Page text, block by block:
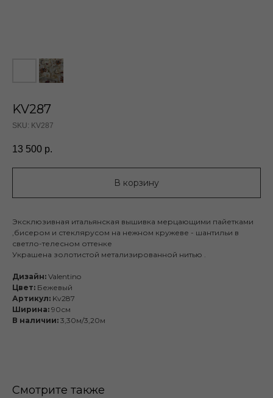
KV287
SKU: KV287
13 500 р.
В корзину
Эксклюзивная итальянская вышивка мерцающими пайетками
,бисером и стеклярусом на нежном кружеве - шантильи в
светло-телесном оттенке
Украшена золотистой метализированной нитью .
Дизайн: Valentino
Цвет: Бежевый
Артикул: Kv287
Ширина: 90см
В наличии: 3,30м/3,20м
Смотрите также